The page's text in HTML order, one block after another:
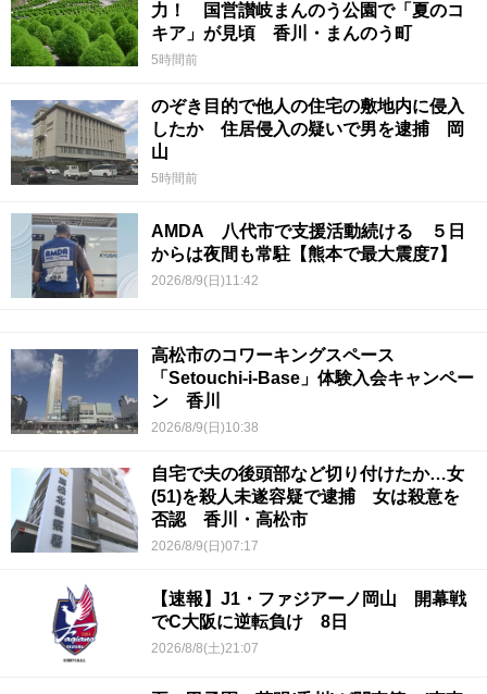
力！ 国営讃岐まんのう公園で「夏のコ
キア」が見頃 香川・まんのう町
5時間前
のぞき目的で他人の住宅の敷地内に侵入
したか 住居侵入の疑いで男を逮捕 岡
山
5時間前
AMDA 八代市で支援活動続ける ５日
からは夜間も常駐【熊本で最大震度7】
2026/8/9(日)11:42
高松市のコワーキングスペース
「Setouchi-i-Base」体験入会キャンペー
ン 香川
2026/8/9(日)10:38
自宅で夫の後頭部など切り付けたか…女
(51)を殺人未遂容疑で逮捕 女は殺意を
否認 香川・高松市
2026/8/9(日)07:17
【速報】J1・ファジアーノ岡山 開幕戦
でC大阪に逆転負け 8日
2026/8/8(土)21:07